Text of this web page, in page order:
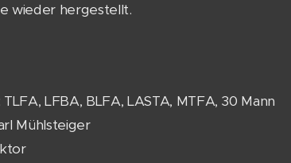
wieder hergestellt.
LFBA, BLFA, LASTA, MTFA, 30 Mann
Mühlsteiger